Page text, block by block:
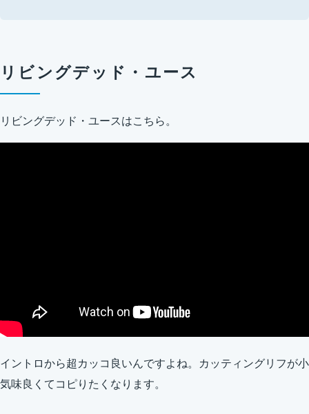
リビングデッド・ユース
リビングデッド・ユースはこちら。
イントロから超カッコ良いんですよね。カッティングリフが小
気味良くてコピりたくなります。